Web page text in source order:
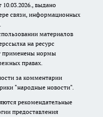
выдано
связи, информационных
материалов
на ресурс
применены нормы
правах.
за комментарии
"народные новости".
рекомендательные
предоставления